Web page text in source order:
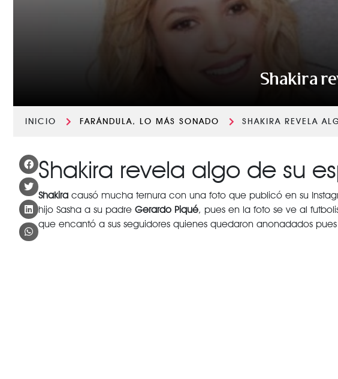
Shakira
INICIO FARÁNDULA, LO MÁS SONADO SHAKIRA REVELA
Shakira revela algo de su
Shakira causó mucha ternura con una foto que publicó en su
hijo Sasha a su padre Gerardo Piqué, pues en la foto se ve al
que encantó a sus seguidores quienes quedaron anonadados